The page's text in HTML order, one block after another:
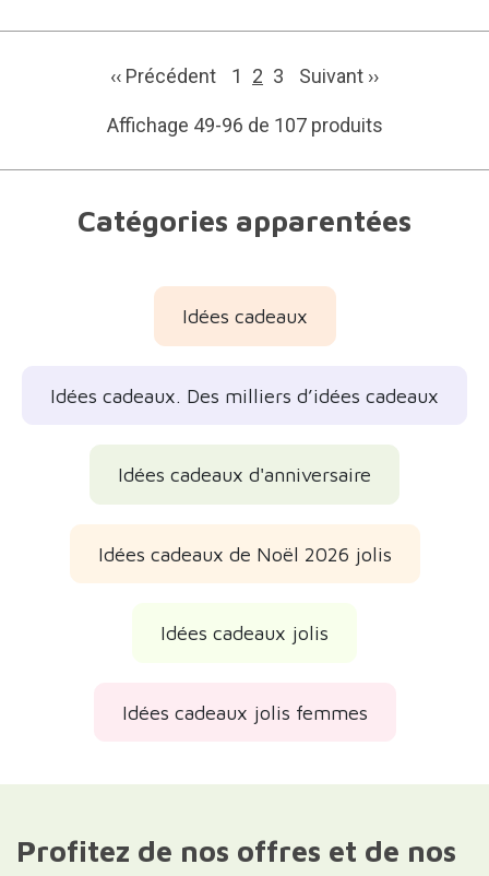
‹‹ Précédent 1 2 3 Suivant ››
Affichage 49-96 de 107 produits
Catégories apparentées
Idées cadeaux
Idées cadeaux. Des milliers d’idées cadeaux
Idées cadeaux d'anniversaire
Idées cadeaux de Noël 2026 jolis
Idées cadeaux jolis
Idées cadeaux jolis femmes
Profitez de nos offres et de nos